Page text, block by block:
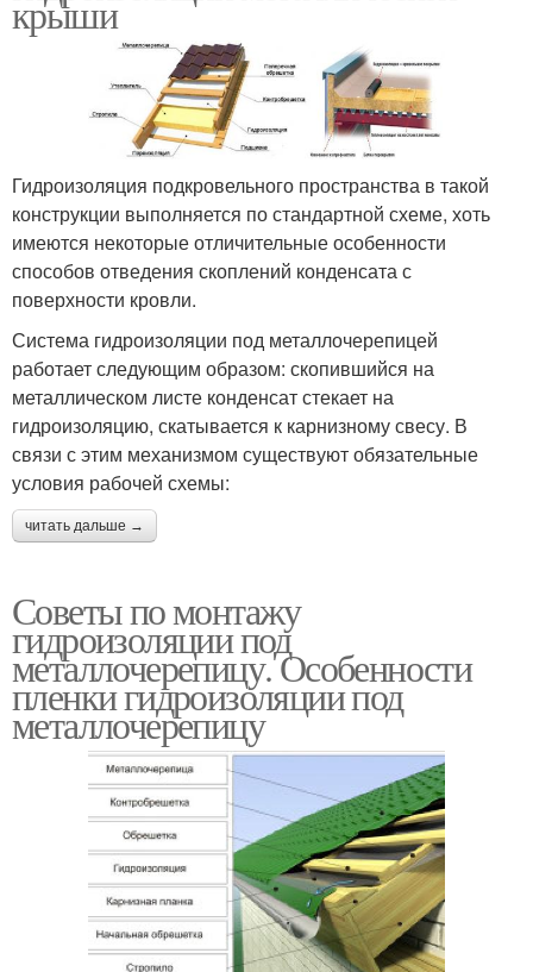
крыши
Гидроизоляция подкровельного пространства в такой
конструкции выполняется по стандартной схеме, хоть
имеются некоторые отличительные особенности
способов отведения скоплений конденсата с
поверхности кровли.
Система гидроизоляции под металлочерепицей
работает следующим образом: скопившийся на
металлическом листе конденсат стекает на
гидроизоляцию, скатывается к карнизному свесу. В
связи с этим механизмом существуют обязательные
условия рабочей схемы:
читать дальше →
Советы по монтажу
гидроизоляции под
металлочерепицу. Особенности
пленки гидроизоляции под
металлочерепицу